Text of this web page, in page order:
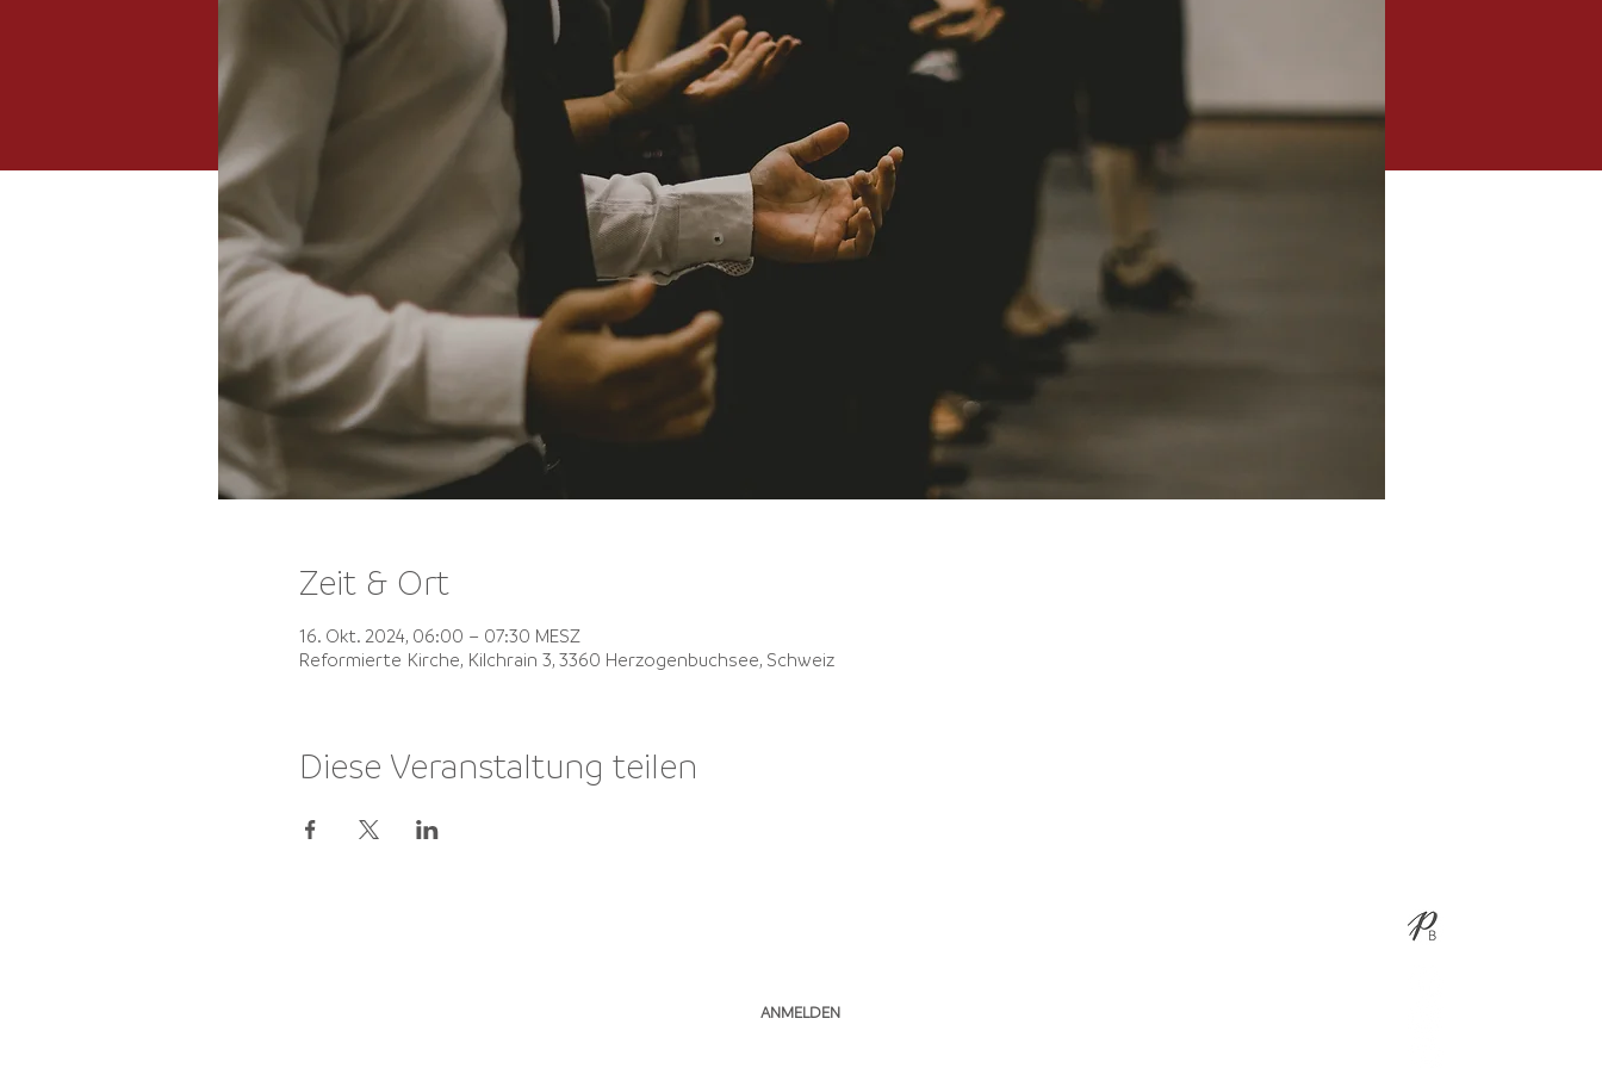
Zeit & Ort
16. Okt. 2024, 06:00 – 07:30 MESZ
Reformierte Kirche, Kilchrain 3, 3360 Herzogenbuchsee, Schweiz
Diese Veranstaltung teilen
ANMELDEN